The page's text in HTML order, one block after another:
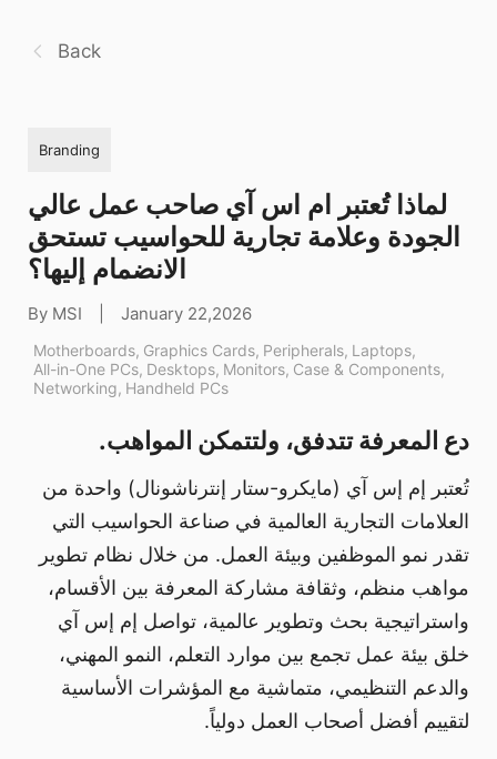
Back
Branding
لماذا تُعتبر ام اس آي صاحب عمل عالي
الجودة وعلامة تجارية للحواسيب تستحق
الانضمام إليها؟
By MSI January 22,2026
Motherboards, Graphics Cards, Peripherals, Laptops,
All-in-One PCs, Desktops, Monitors, Case & Components,
Networking, Handheld PCs
دع المعرفة تتدفق، ولتتمكن المواهب.
تُعتبر إم إس آي (مايكرو-ستار إنترناشونال) واحدة من
العلامات التجارية العالمية في صناعة الحواسيب التي
تقدر نمو الموظفين وبيئة العمل. من خلال نظام تطوير
مواهب منظم، وثقافة مشاركة المعرفة بين الأقسام،
واستراتيجية بحث وتطوير عالمية، تواصل إم إس آي
خلق بيئة عمل تجمع بين موارد التعلم، النمو المهني،
والدعم التنظيمي، متماشية مع المؤشرات الأساسية
لتقييم أفضل أصحاب العمل دولياً.